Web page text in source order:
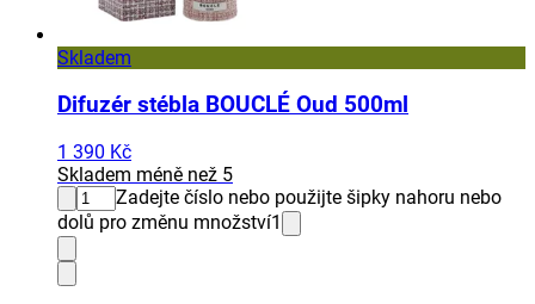
Skladem
Difuzér stébla BOUCLÉ Oud 500ml
1 390 Kč
Skladem méně než 5
Zadejte číslo nebo použijte šipky nahoru nebo
dolů pro změnu množství1